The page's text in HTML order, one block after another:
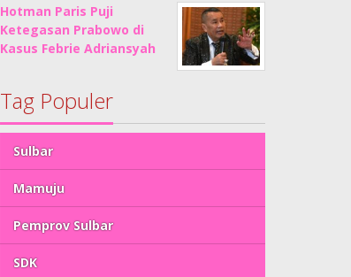
Hotman Paris Puji
Ketegasan Prabowo di
Kasus Febrie Adriansyah
Tag Populer
Sulbar
Mamuju
Pemprov Sulbar
SDK